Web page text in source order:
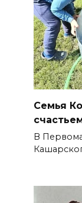
Семья
В